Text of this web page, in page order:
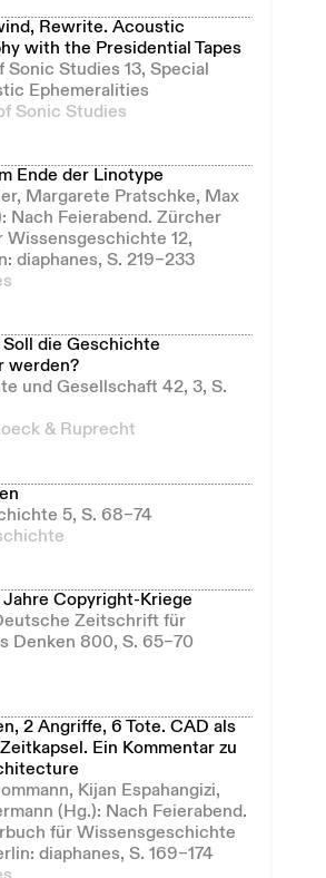
Rewrite. Acoustic
with the Presidential Tapes
Sonic Studies 13, Special
Ephemeralities
Sonic Studies
Ende der Linotype
Margarete Pratschke, Max
Nach Feierabend. Zürcher
Wissensgeschichte 12,
diaphanes, S. 219–233
die Geschichte
werden?
und Gesellschaft 42, 3, S.
& Ruprecht
5, S. 68–74
Copyright-Kriege
Zeitschrift für
Denken 800, S. 65–70
2 Angriffe, 6 Tote. CAD als
Ein Kommentar zu
Kijan Espahangizi,
(Hg.): Nach Feierabend.
für Wissensgeschichte
diaphanes, S. 169–174